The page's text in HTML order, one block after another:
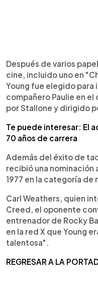
Después de varios
cine, incluido uno en
Young fue elegido
compañero Paulie en
por Stallone y dirigido
Te puede interesar: El
70 años de carrera
Además del éxito de
recibió una nominación
1977 en la categoría
Carl Weathers, quien
Creed, el oponente
entrenador de Rocky
en la red X que Young
talentosa".
REGRESAR A LA